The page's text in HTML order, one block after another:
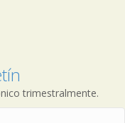
trimestralmente.